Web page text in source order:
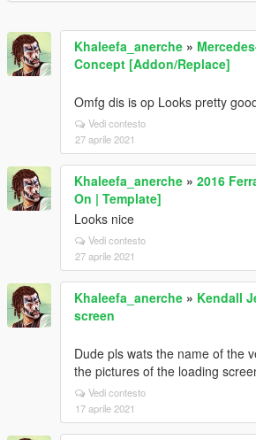
Khaleefa_anerche »
Concept [Addon/Replace]
Omfg dis is op Looks pretty
Vedi contesto
27 aprile 2021
Khaleefa_anerche » 2016
On | Template]
Looks nice
Vedi contesto
27 aprile 2021
Khaleefa_anerche » Kendall
screen
Dude pls wats the name of the
the pictures of the loading
Vedi contesto
17 aprile 2021